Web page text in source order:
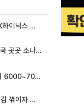
[베스트&워스트] 삼성전자·SK하이닉스 밀린 한 주…상상인증권은 85% 급등
35도 안팎 무더위 이어져…전국 곳곳 소나기 [오늘 날씨]
[주간증시전망] 다음주 코스피 6000~7000⋯“外人 수급은 정책이 변수”
뉴욕증시, 연준 금리인상 기대감 꺾이자 상승...S&P500 사상 최고치 [종합]